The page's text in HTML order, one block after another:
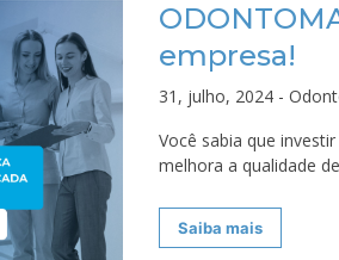
empresa!
31, julho, 2024 -
Você sabia que
melhora a qualidade
Saiba mais